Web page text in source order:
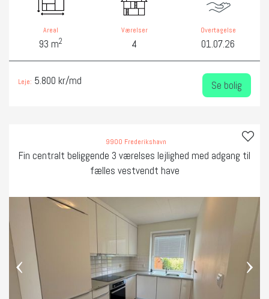
Areal
93 m2
Værelser
4
Overtagelse
01.07.26
Leje: 5.800 kr/md Se bolig
9900 Frederikshavn
Fin centralt beliggende 3 værelses lejlighed med adgang til
fælles vestvendt have
‹ ›